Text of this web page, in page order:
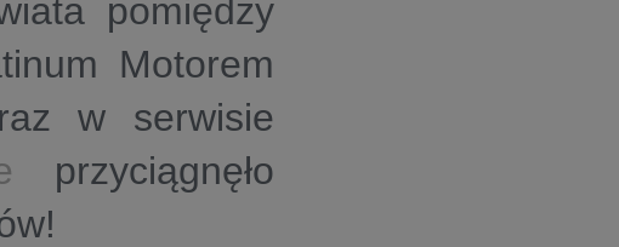
pomiędzy
Motorem
w serwisie
przyciągnęło